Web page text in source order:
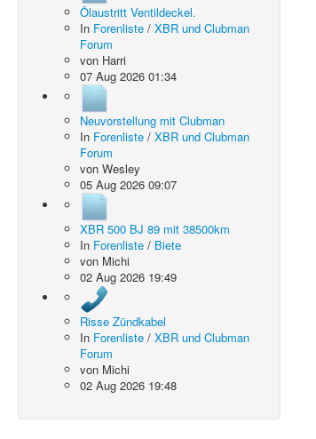
Ölaustritt Ventildeckel.
In Forenliste /XBR und Clubman
Forum
von Harri
07 Aug 2026 01:34
Neuvorstellung mit Clubman
In Forenliste /XBR und Clubman
Forum
vonWesley
05 Aug 2026 09:07
XBR 500 BJ 89 mit 38500km
In Forenliste / Biete
von Michi
02 Aug 2026 19:49
Risse Zündkabel
In Forenliste /XBR und Clubman
Forum
von Michi
02 Aug 2026 19:48